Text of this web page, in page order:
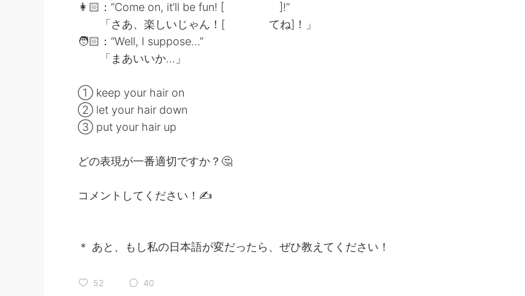
👩🏻：”Come on, it’ll be fun! [ ]!”
「さあ、楽しいじゃん！[ てね]！」
🧑🏻：”Well, I suppose…”
「まあいいか…」
① keep your hair on
② let your hair down
③ put your hair up
どの表現が一番適切ですか？🤔
コメントしてください！✍️
＊ あと、もし私の日本語が変だったら、ぜひ教えてください！
52 40